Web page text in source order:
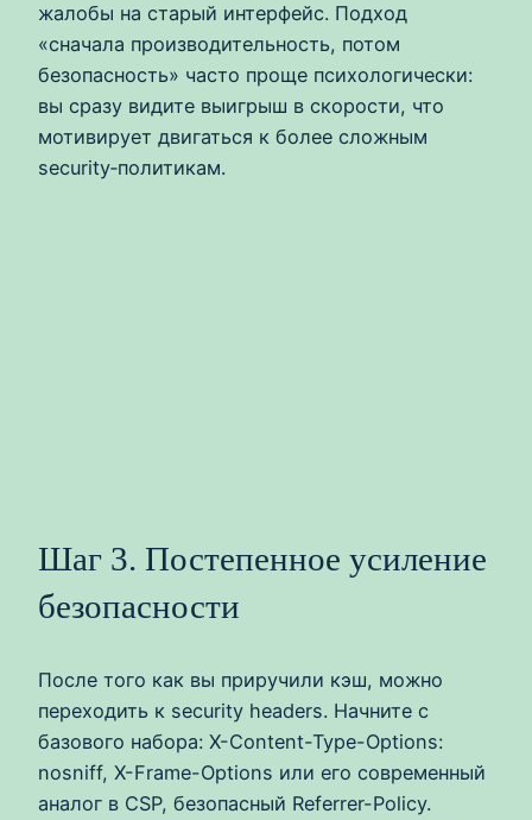
жалобы на старый интерфейс. Подход
«сначала производительность, потом
безопасность» часто проще психологически:
вы сразу видите выигрыш в скорости, что
мотивирует двигаться к более сложным
security‑политикам.
Шаг 3. Постепенное усиление
безопасности
После того как вы приручили кэш, можно
переходить к security headers. Начните с
базового набора: X-Content-Type-Options:
nosniff, X-Frame-Options или его современный
аналог в CSP, безопасный Referrer-Policy.